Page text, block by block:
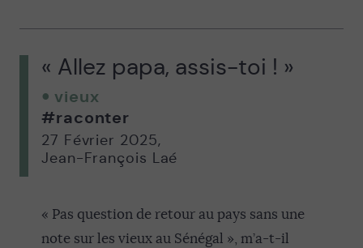
« Allez papa, assis-toi ! »
vieux
#raconter
27 Février 2025,
Jean-François Laé
« Pas question de retour au pays sans une
note sur les vieux au Sénégal », m’a-t-il